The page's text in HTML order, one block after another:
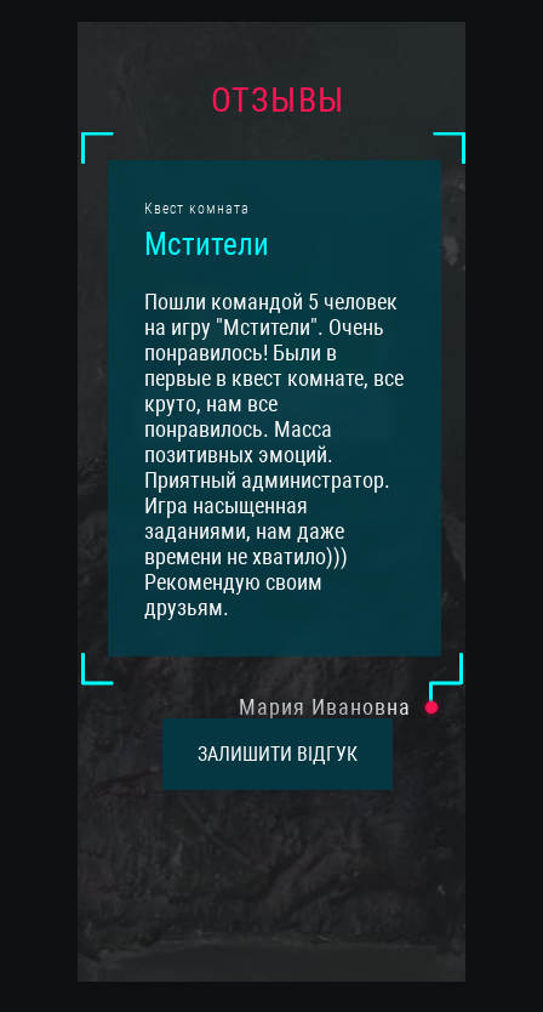
ОТЗЫВЫ
Квест комната
Мстители
Пошли командой 5 человек
на игру "Мстители". Очень
понравилось! Были в
первые в квест комнате, все
круто, нам все
понравилось. Масса
позитивных эмоций.
Приятный администратор.
Игра насыщенная
заданиями, нам даже
времени не хватило)))
Рекомендую своим
друзьям.
Мария Ивановна
ЗАЛИШИТИ ВІДГУК